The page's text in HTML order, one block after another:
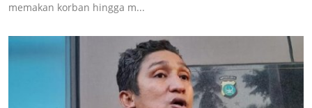
memakan korban hingga m...